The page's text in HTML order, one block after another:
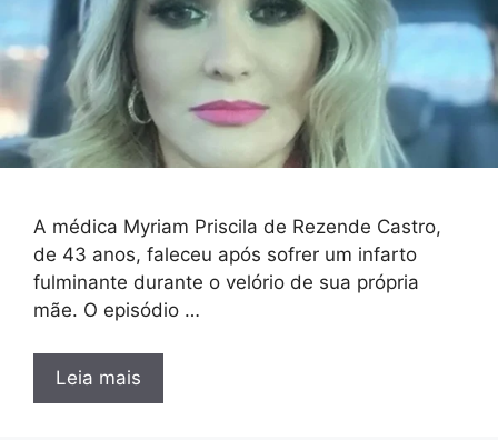
A médica Myriam Priscila de Rezende Castro,
de 43 anos, faleceu após sofrer um infarto
fulminante durante o velório de sua própria
mãe. O episódio …
Leia mais